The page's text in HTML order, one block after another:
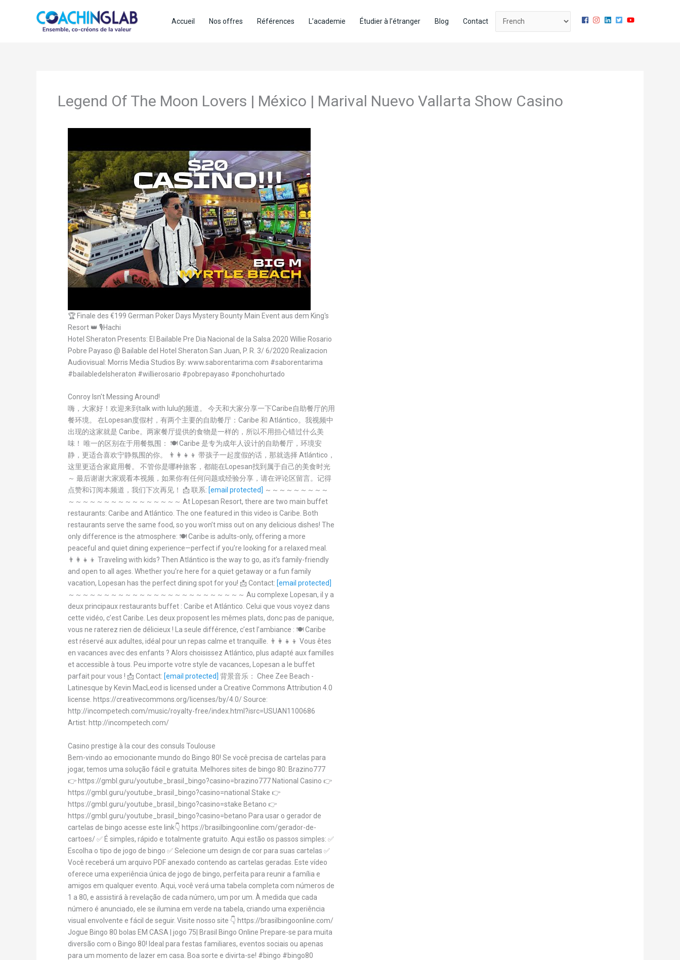
Accueil Nos offres Références L’academie Étudier à l’étranger Blog Contact
Legend Of The Moon Lovers | México | Marival Nuevo Vallarta Show Casino
🏆 Finale des €199 German Poker Days Mystery Bounty Main Event aus dem King's
Resort 👑 🎙️Hachi
Hotel Sheraton Presents: El Bailable Pre Dia Nacional de la Salsa 2020 Willie Rosario
Pobre Payaso @ Bailable del Hotel Sheraton San Juan, P. R. 3/ 6/2020 Realizacion
Audiovisual: Morris Media Studios By: www.saborentarima.com #saborentarima
#bailabledelsheraton #willierosario #pobrepayaso #ponchohurtado
Conroy Isn't Messing Around!
嗨，大家好！欢迎来到talk with lulu的频道。 今天和大家分享一下Caribe自助餐厅的用
餐环境。 在Lopesan度假村，有两个主要的自助餐厅：Caribe 和 Atlántico。我视频中
出现的这家就是 Caribe。两家餐厅提供的食物是一样的，所以不用担心错过什么美
味！ 唯一的区别在于用餐氛围： 🍽️ Caribe 是专为成年人设计的自助餐厅，环境安
静，更适合喜欢宁静氛围的你。 👨‍👩‍👧‍👦 带孩子一起度假的话，那就选择 Atlántico，
这里更适合家庭用餐。 不管你是哪种旅客，都能在Lopesan找到属于自己的美食时光
～ 最后谢谢大家观看本视频，如果你有任何问题或经验分享，请在评论区留言。记得
点赞和订阅本频道，我们下次再见！ 📩 联系: [email protected] ～～～～～～～～～
～～～～～～～～～～～～～～～～ At Lopesan Resort, there are two main buffet
restaurants: Caribe and Atlántico. The one featured in this video is Caribe. Both
restaurants serve the same food, so you won’t miss out on any delicious dishes! The
only difference is the atmosphere: 🍽️ Caribe is adults-only, offering a more
peaceful and quiet dining experience—perfect if you’re looking for a relaxed meal.
👨‍👩‍👧‍👦 Traveling with kids? Then Atlántico is the way to go, as it’s family-friendly
and open to all ages. Whether you're here for a quiet getaway or a fun family
vacation, Lopesan has the perfect dining spot for you! 📩 Contact: [email protected]
～～～～～～～～～～～～～～～～～～～～～～～～～ Au complexe Lopesan, il y a
deux principaux restaurants buffet : Caribe et Atlántico. Celui que vous voyez dans
cette vidéo, c’est Caribe. Les deux proposent les mêmes plats, donc pas de panique,
vous ne raterez rien de délicieux ! La seule différence, c’est l’ambiance : 🍽️ Caribe
est réservé aux adultes, idéal pour un repas calme et tranquille. 👨‍👩‍👧‍👦 Vous êtes
en vacances avec des enfants ? Alors choisissez Atlántico, plus adapté aux familles
et accessible à tous. Peu importe votre style de vacances, Lopesan a le buffet
parfait pour vous ! 📩 Contact: [email protected] 背景音乐： Chee Zee Beach -
Latinesque by Kevin MacLeod is licensed under a Creative Commons Attribution 4.0
license. https://creativecommons.org/licenses/by/4.0/ Source:
http://incompetech.com/music/royalty-free/index.html?isrc=USUAN1100686
Artist: http://incompetech.com/
Casino prestige à la cour des consuls Toulouse
Bem-vindo ao emocionante mundo do Bingo 80! Se você precisa de cartelas para
jogar, temos uma solução fácil e gratuita. Melhores sites de bingo 80: Brazino777
👉 https://gmbl.guru/youtube_brasil_bingo?casino=brazino777 National Casino 👉
https://gmbl.guru/youtube_brasil_bingo?casino=national Stake 👉
https://gmbl.guru/youtube_brasil_bingo?casino=stake Betano 👉
https://gmbl.guru/youtube_brasil_bingo?casino=betano Para usar o gerador de
cartelas de bingo acesse este link👇 https://brasilbingoonline.com/gerador-de-
cartoes/ ✅ É simples, rápido e totalmente gratuito. Aqui estão os passos simples: ✅
Escolha o tipo de jogo de bingo ✅ Selecione um design de cor para suas cartelas ✅
Você receberá um arquivo PDF anexado contendo as cartelas geradas. Este vídeo
oferece uma experiência única de jogo de bingo, perfeita para reunir a família e
amigos em qualquer evento. Aqui, você verá uma tabela completa com números de
1 a 80, e assistirá à revelação de cada número, um por um. À medida que cada
número é anunciado, ele se ilumina em verde na tabela, criando uma experiência
visual envolvente e fácil de seguir. Visite nosso site 👇 https://brasilbingoonline.com/
Jogue Bingo 80 bolas EM CASA | jogo 75| Brasil Bingo Online Prepare-se para muita
diversão com o Bingo 80! Ideal para festas familiares, eventos sociais ou apenas
para um momento de lazer em casa. Boa sorte e divirta-se! #bingo #bingo80